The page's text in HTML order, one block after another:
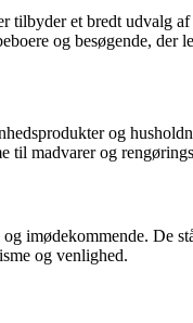
et bredt udvalg
og besøgende, der
og
til madvarer og
imødekommende. De
og venlighed.